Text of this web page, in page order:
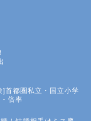
]首都圏私立・国立小学
倍率